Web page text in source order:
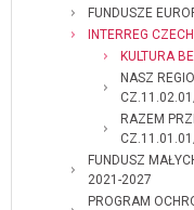
FUNDUSZE
INTERREG
KULTURA
NASZ
RAZEM
FUNDUSZ
2021-2027
PROGRAM